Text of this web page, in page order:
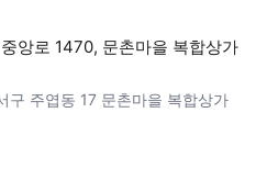
앙로 1470, 문촌마을 복합상가
구 주엽동 17 문촌마을 복합상가